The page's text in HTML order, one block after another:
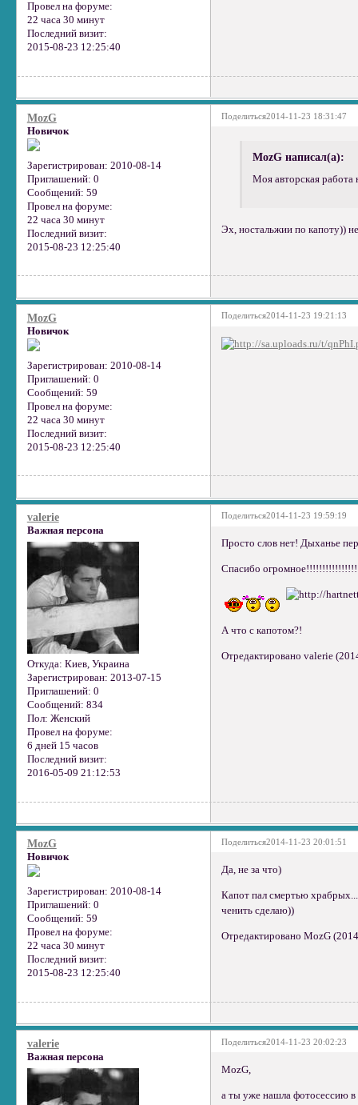
Провел на форуме:
22 часа 30 минут
Последний визит:
2015-08-23 12:25:40
Поделиться2014-11-23 18:31:47
MozG
Новичок
Зарегистрирован: 2010-08-14
Приглашений: 0
Сообщений: 59
Провел на форуме:
22 часа 30 минут
Последний визит:
2015-08-23 12:25:40
MozG написал(а):
Моя авторская работа
Эх, ностальжии по капоту))
Поделиться2014-11-23 19:21:13
MozG
Новичок
Зарегистрирован: 2010-08-14
Приглашений: 0
Сообщений: 59
Провел на форуме:
22 часа 30 минут
Последний визит:
2015-08-23 12:25:40
Поделиться2014-11-23 19:59:19
valerie
Важная персона
Откуда: Киев, Украина
Зарегистрирован: 2013-07-15
Приглашений: 0
Сообщений: 834
Пол: Женский
Провел на форуме:
6 дней 15 часов
Последний визит:
2016-05-09 21:12:53
Просто слов нет! Дыханье
Спасибо
А что с капотом?!
Отредактировано valerie
Поделиться2014-11-23 20:01:51
MozG
Новичок
Зарегистрирован: 2010-08-14
Приглашений: 0
Сообщений: 59
Провел на форуме:
22 часа 30 минут
Последний визит:
2015-08-23 12:25:40
Да, не за что)
Капот пал смертью
ченить сделаю))
Отредактировано MozG
Поделиться2014-11-23 20:02:23
valerie
Важная персона
MozG,
а ты уже нашла фотосессию в